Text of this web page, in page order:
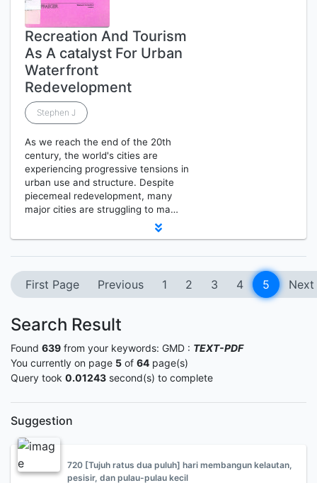
Recreation And Tourism
As A catalyst For Urban
Waterfront
Redevelopment
Stephen J
As we reach the end of the 20th
century, the world's cities are
experiencing progressive tensions in
urban use and structure. Despite
piecemeal redevelopment, many
major cities are struggling to ma…
First Page Previous 1 2 3 4 5 Next
Search Result
Found 639 from your keywords: GMD : TEXT-PDF
You currently on page 5 of 64 page(s)
Query took 0.01243 second(s) to complete
Suggestion
720 [Tujuh ratus dua puluh] hari membangun kelautan,
pesisir, dan pulau-pulau kecil